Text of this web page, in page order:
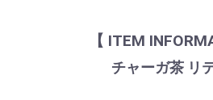
【 ITEM
チャーガ茶 リ